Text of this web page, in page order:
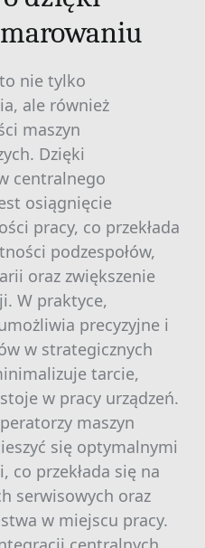
nie tylko
ale również
maszyn
Dzięki
centralnego
osiągnięcie
pracy, co przekłada
podzespołów,
oraz zwiększenie
W praktyce,
precyzyjne i
w strategicznych
tarcie,
w pracy urządzeń.
maszyn
się optymalnymi
przekłada się na
serwisowych oraz
w miejscu pracy.